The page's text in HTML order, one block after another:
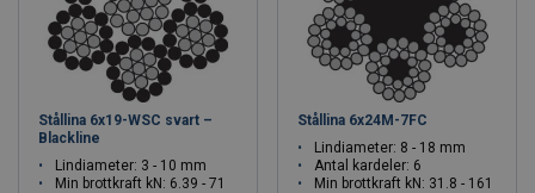
Stållina 6x19-WSC svart –
Blackline
Lindiameter: 3 - 10 mm
Min brottkraft kN: 6.39 - 71
Stållina 6x24M-7FC
Lindiameter: 8 - 18 mm
Antal kardeler: 6
Min brottkraft kN: 31.8 - 161